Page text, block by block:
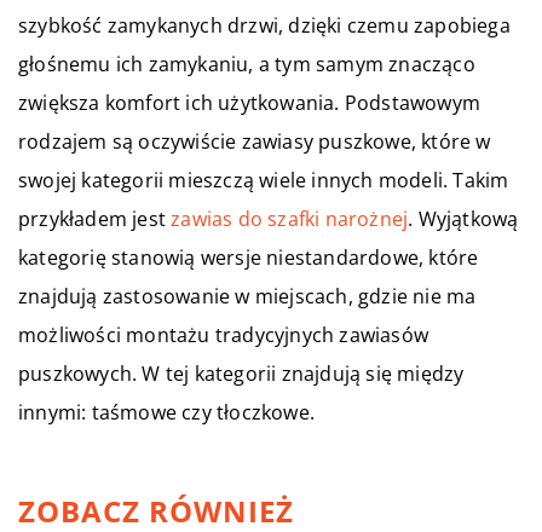
szybkość zamykanych drzwi, dzięki czemu zapobiega
głośnemu ich zamykaniu, a tym samym znacząco
zwiększa komfort ich użytkowania. Podstawowym
rodzajem są oczywiście zawiasy puszkowe, które w
swojej kategorii mieszczą wiele innych modeli. Takim
przykładem jestzawias do szafki narożnej. Wyjątkową
kategorię stanowią wersje niestandardowe, które
znajdują zastosowanie w miejscach, gdzie nie ma
możliwości montażu tradycyjnych zawiasów
puszkowych. W tej kategorii znajdują się między
innymi: taśmowe czy tłoczkowe.
ZOBACZ RÓWNIEŻ